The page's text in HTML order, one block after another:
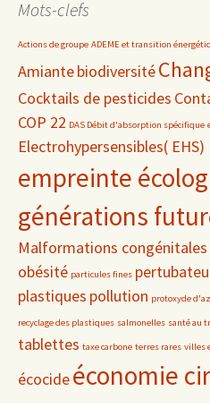
Mots-clefs
Actions de groupe ADEME et transition
Amiantebiodiversité
Cocktails de pesticides
COP 22 DAS Débit d'absorption spécifique
Electrohypersensibles( EHS)
empreinte
générations
Malformations congénitales
obésité particules fines
plastiques pollution protoxyde
recyclage des plastiques salmonelles santé au
tablettes taxe carbone terres rares villes
écocideéconomie